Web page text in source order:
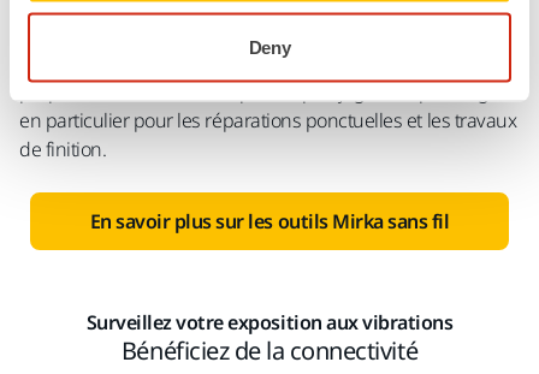
Deny
pour se recharger, ce qui réduit encore les temps d'arrêt.
En plus de la meuleuse à batterie Mirka ANGOS, Mirka
propose des outils sans fil pour le ponçage et le polissage,
en particulier pour les réparations ponctuelles et les travaux
de finition.
En savoir plus sur les outils Mirka sans fil
Surveillez votre exposition aux vibrations
Bénéficiez de la connectivité